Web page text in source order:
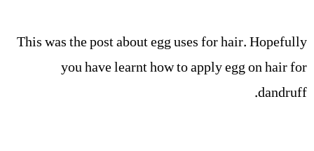
This was the post about egg uses for hair. Hopefully
you have learnt how to apply egg on hair for
dandruff.